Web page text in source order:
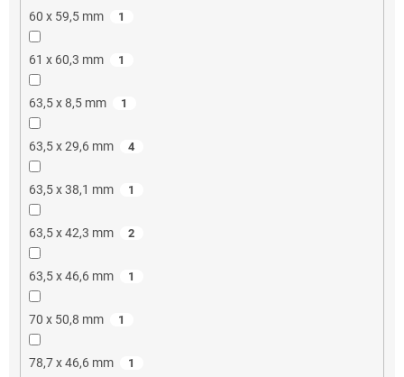
60 x 59,5 mm 1
61 x 60,3 mm 1
63,5 x 8,5 mm 1
63,5 x 29,6 mm 4
63,5 x 38,1 mm 1
63,5 x 42,3 mm 2
63,5 x 46,6 mm 1
70 x 50,8 mm 1
78,7 x 46,6 mm 1